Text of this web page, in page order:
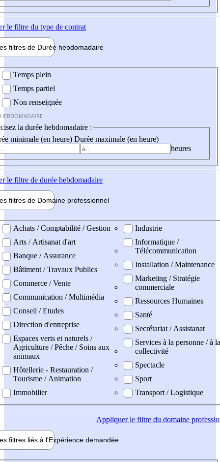
le filtre du type de contrat
filtres de Durée hebdomadaire
Temps plein
Temps partiel
Non renseignée
la durée hebdomadaire :
minimale (en heure) Durée maximale (en heure)
heures
le filtre de durée hebdomadaire
filtres de Domaine professionnel
professionel
Achats / Comptabilité / Gestion
Arts / Artisanat d'art
Banque / Assurance
Bâtiment / Travaux Publics
Commerce / Vente
Communication / Multimédia
Conseil / Etudes
Direction d'entreprise
Espaces verts et naturels /
Agriculture / Pêche / Soins aux
animaux
Hôtellerie - Restauration /
Tourisme / Animation
Immobilier
Industrie
Informatique /
Télécommunication
Installation / Maintenance
Marketing / Stratégie
commerciale
Ressources Humaines
Santé
Secrétariat / Assistanat
Services à la personne / à la
collectivité
Spectacle
Sport
Transport / Logistique
Appliquerle filtre du domaine
filtres liés à l'Expérience demandée